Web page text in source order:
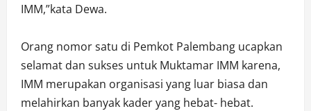
IMM,”kata Dewa.
Orang nomor satu di Pemkot Palembang ucapkan
selamat dan sukses untuk Muktamar IMM karena,
IMM merupakan organisasi yang luar biasa dan
melahirkan banyak kader yang hebat- hebat.